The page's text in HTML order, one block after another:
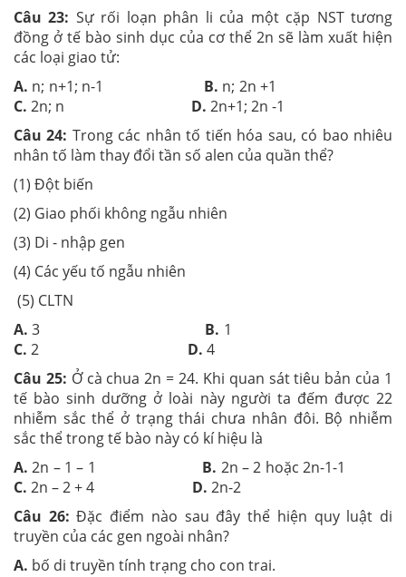
Câu 23: Sự rối loạn phân li của một cặp NST t­ương
đồng ở tế bào sinh dục của cơ thể 2n sẽ làm xuất hiện
các loại giao tử:
A. n; n+1; n-1 B. n; 2n +1
C. 2n; n D. 2n+1; 2n -1
Câu 24: Trong các nhân tố tiến hóa sau, có bao nhiêu
nhân tố làm thay đổi tần số alen của quần thể?
(1) Đột biến
(2) Giao phối không ngẫu nhiên
(3) Di - nhập gen
(4) Các yếu tố ngẫu nhiên
(5) CLTN
A.3 B. 1
C. 2 D. 4
Câu 25: Ở cà chua 2n = 24. Khi quan sát tiêu bản của 1
tế bào sinh dưỡng ở loài này người ta đếm được 22
nhiễm sắc thể ở trạng thái chưa nhân đôi. Bộ nhiễm
sắc thể trong tế bào này có kí hiệu là
A.2n – 1 – 1 B. 2n – 2 hoặc 2n-1-1
C. 2n – 2 + 4 D. 2n-2
Câu 26: Đặc điểm nào sau đây thể hiện quy luật di
truyền của các gen ngoài nhân?
A. bố di truyền tính trạng cho con trai.